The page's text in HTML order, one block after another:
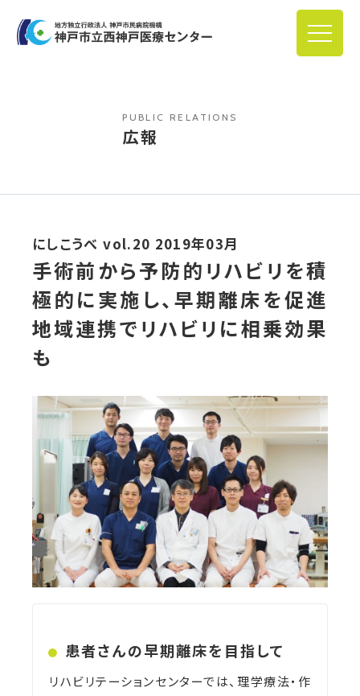
PUBLIC RELATIONS
広報
にしこうべ vol.20 2019年03月
手術前から予防的リハビリを積
極的に実施し、早期離床を促進
地域連携でリハビリに相乗効果
も
患者さんの早期離床を目指して
リハビリテーションセンターでは、理学療法・作